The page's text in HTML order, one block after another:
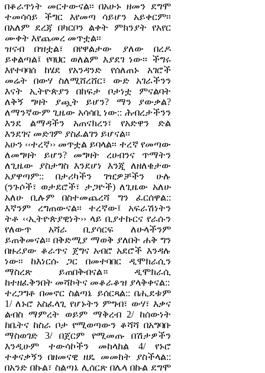
በቆራጥነት መርተውናል፡፡ በአሁኑ ዘመን ደግሞ
ተመሳሳይ ችግር እየመጣ ሳይሆን አይቀርም፡፡
በአለም ደረጃ በካርቦን ልቀት ምክንያት የአየር
ሙቀት እየጨመረ መጥቷል፡፡
ዝናብ በዝቷል፣ በየዋልታው ያለው በረዶ
ይቀልጣል፤ የባህር ወለልም እያደገ ነው፡፡ ችግሩ
እየተባባሰ ከሄደ የአንዳንድ የሰለጠኑ አገሮች
መሬት በውሃ ስለሚሸረሸር፣ ውድ አገራችንን
እናት ኢትዮጵያን በከፍታ ቦታነቷ ምናልባት
ለቅኝ ግዛት ያጯት ይሆን? ማን ያውቃል?
ለማንኛውም ጊዜው አሳሳቢ ነው:: ሕብረታችንን
እንደ ልማዳችን አጠናክረን፣ የአድዋን ድል
እንደገና መድገም ያስፈልገን ይሆናል፡፡
አሁን ‹‹ተረኛ›› መጥቷል ይባላል፡፡ ተረኛ የመጣው
ለመግዛት ይሆን? መግዛት ረሀብንና ጥማትን
ለጊዜው ያስታግስ እንደሆነ እንጂ ለዘለቄታው
አያዋጣም:: በታሪካችን ገዢዎቻችን ሁሉ
(ንጉሶች፣ ወታደሮች፣ ታጋዮች) ለጊዜው አለሁ
አለሁ ቢሉም በስተመጨረሻ ግን ፈርሰዋል::
እኛንም ረግጠውናል፡፡ ተረኛው፤ አፍራሽነትን
ትቶ ‹‹ኢትዮጵያዊነት›› ላይ ቢያተኩርና የራሱን
የለውጥ አሻራ ቢያሳርፍ ለሁላችንም
ይጠቅመናል፡፡ በቅድሚያ ማወቅ ያለበት ሐቅ ግን
በዙሪያው ቆራጥና ጀግና አብሮ አደሮች እንዳሉ
ነው፡፡ ከእነርሱ ጋር በመተባበር ዲሞክራሲን
ማስረጽ ይጠበቅብናል። ዲሞክራሲ
ከተዘፈቅንበት መሻኮትና መቆራቆዝ ያላቅቀናል::
ተረጋግቶ በመኖር ስልጣኔ ይሰርጻል:: በሒደቱም
1/ ለኑሮ አስፈላጊ የሆኑትን ምግብ፣ ውሃ፣ እቃና
ልብስ ማምረት ወይም ማቅረብ 2/ ከሰውነት
ከቤትና ከስራ ቦታ የሚወጣውን ቆሻሻ በአግባቡ
ማስወገድ 3/ በጀርም የሚመጡ በሽታዎችን
እንዲሁም ተውሳኮችን መከላከል 4/ የኑሮ
ተቀናቃኝን በዘመናዊ ዘዴ መመከት ያስችላል::
በአንድ በኩል፣ ስልጣኔ ሊሰርጽ በሌላ በኩል ደግሞ